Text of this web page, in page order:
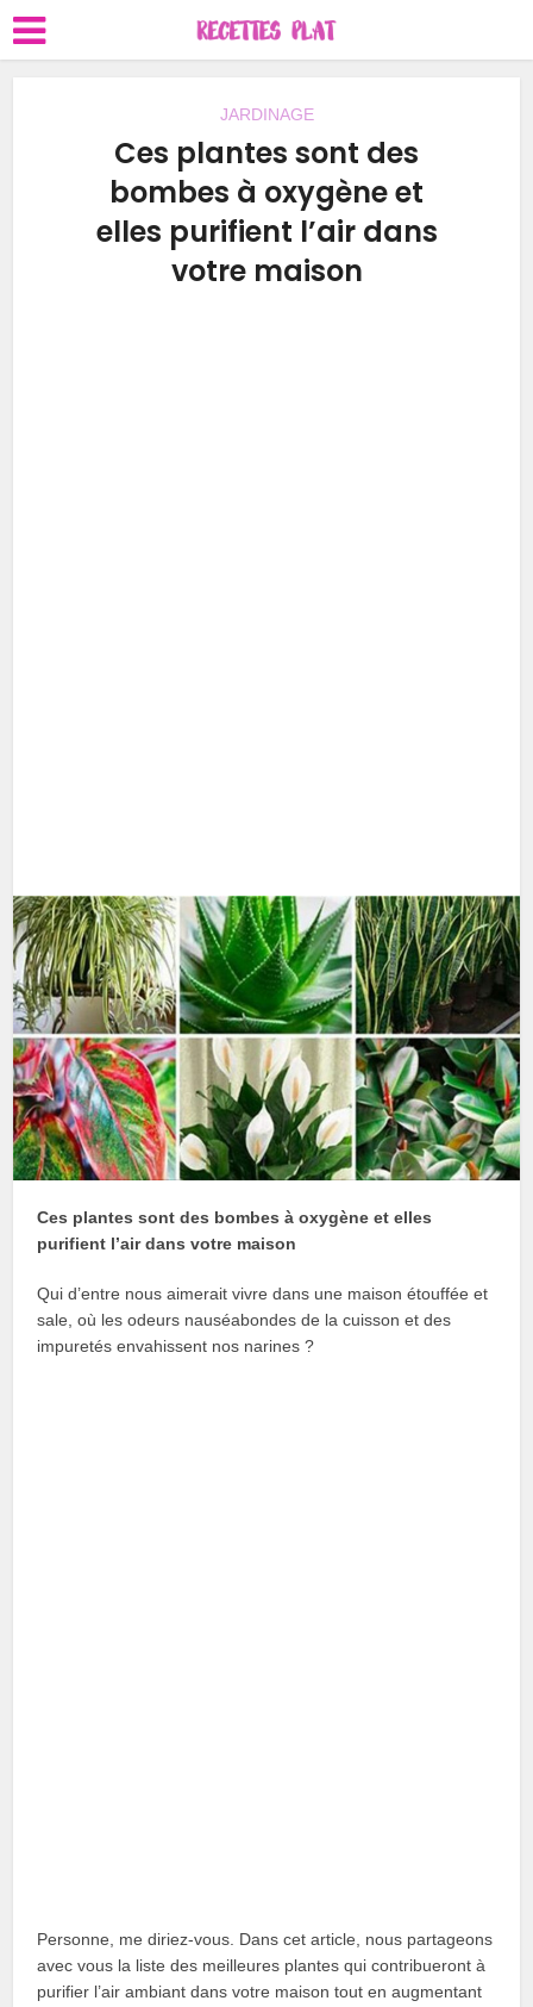
JARDINAGE
Ces plantes sont des
bombes à oxygène et
elles purifient l’air dans
votre maison
Ces plantes sont des bombes à oxygène et elles
purifient l’air dans votre maison
Qui d’entre nous aimerait vivre dans une maison étouffée et
sale, où les odeurs nauséabondes de la cuisson et des
impuretés envahissent nos narines ?
Personne, me diriez-vous. Dans cet article, nous partageons
avec vous la liste des meilleures plantes qui contribueront à
purifier l’air ambiant dans votre maison tout en augmentant